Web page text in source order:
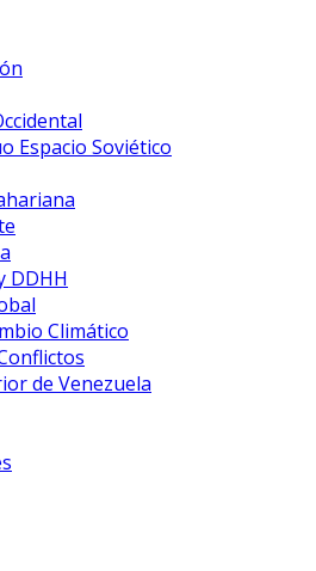
Espacio Soviético
DDHH
Climático
de Venezuela